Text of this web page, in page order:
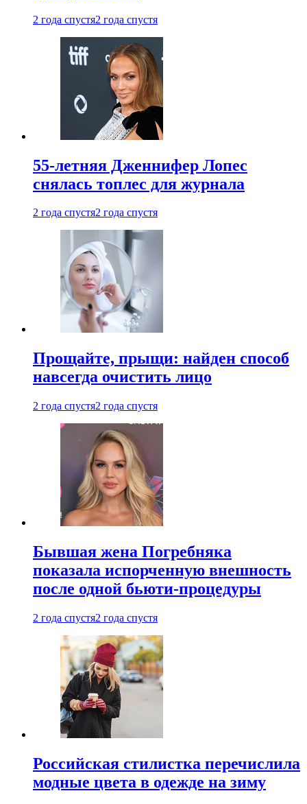
2 года спустя2 года спустя
55-летняя Дженнифер Лопес
снялась топлес для журнала
2 года спустя2 года спустя
Прощайте, прыщи: найден способ
навсегда очистить лицо
2 года спустя2 года спустя
Бывшая жена Погребняка
показала испорченную внешность
после одной бьюти-процедуры
2 года спустя2 года спустя
Российская стилистка перечислила
модные цвета в одежде на зиму